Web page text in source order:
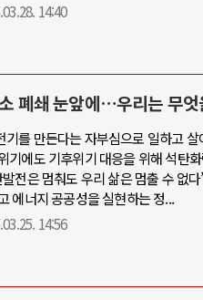
14:40
폐쇄 눈앞에…우리는 무엇
기를 만든다는 자부심으로 일하고
기에도 기후위기 대응을 위해 석탄
전은 멈춰도 우리 삶은 멈출 수 없
에너지 공공성을 실현하는 정...
14:56